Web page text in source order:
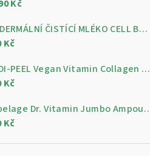
Kč
EPIDERMÁLNÍ ČISTÍCÍ MLÉKO CELL BY CELL Epidermal Cleansing Milk 200 ml
Kč
MEDI-PEEL Vegan Vitamin Collagen Clear, 300 ml
Kč
Lebelage Dr. Vitamin
Kč